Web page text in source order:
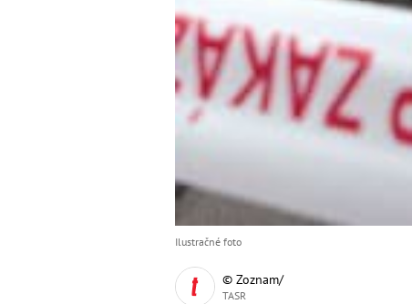
Ilustračné foto
© Zoznam/
TASR